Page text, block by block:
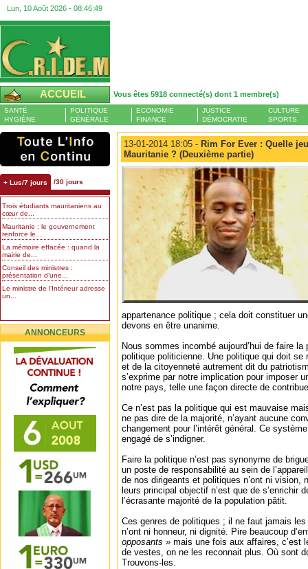
Lun, 10 Août 2026 - 08:46:49
ACCUEIL Vous êtes 5918 connecté(s) dont 1 membre(s)
SANTÉ
HYGIÈNE
POLITIQUE
GÉNÉRALE
ECONOMIE
FINANCE
JUSTICE
DÉMOCRATIE
CULTURE
SPORTS
+ Lus/7 jours /30 jours
Trois étudiants mauritaniens au
cœur de...
Mauritanie : le gouvernement
renforce le...
La mémoire effacée : quand la
mairie de...
Conseil des ministres :
présentation d’une...
Le ministre de l’Intérieur adresse
un...
ANNONCEURS
13-01-2014 18:05 - Rim For Ever : Quelle
Mauritanie ? (Deuxième partie)
appartenance politique ; cela doit constituer
devons en être unanime.
Nous sommes incombé aujourd’hui de faire
politique politicienne. Une politique qui doit
et de la citoyenneté autrement dit du
s’exprime par notre implication pour imposer
notre pays, telle une façon directe de
Ce n’est pas la politique qui est mauvaise
ne pas dire de la majorité, n’ayant aucune
changement pour l’intérêt général. Ce
engagé de s’indigner.
Faire la politique n’est pas synonyme de
un poste de responsabilité au sein de
de nos dirigeants et politiques n’ont ni vision,
leurs principal objectif n’est que de s’enrichir
l’écrasante majorité de la population pâtit.
Ces genres de politiques ; il ne faut jamais
n’ont ni honneur, ni dignité. Pire beaucoup
opposants » mais une fois aux affaires, c’est
de vestes, on ne les reconnait plus. Où sont
Trouvons-les.